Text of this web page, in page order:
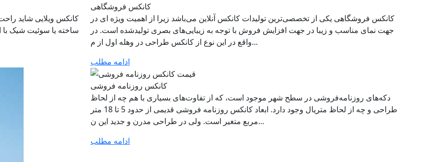
کانکس ویلایی شاید
ساخته یا سوئیت شیک با
کانکس فروشگاهی
کانکس فروشگاهی یکی از تخصصی‌ترین تولیدات کانکس آنلاین می‌باشد زیرا از اهمیت ویژه‌ ای در
جهت نمای مناسب و زیبا در جهت افزایش فروش با توجه به زیبایی‌های بصری تولیدشده است. در
واقع در این نوع از کانکس طراحی در وهله اول از م...
ادامه مطلب
کانکس روزنامه فروشی
دکه‌های روزنامه‌فروشی در سطح شهر موجود است، که از تفاوت‌های بسیاری با هم چه از لحاظ
طراحی و چه از لحاظ متریال وجود دارد. ابعاد کانکس روزنامه‌ فروشی قدیمی از حدود 5 تا 18 متر
مربع متغیر است. ولی در طراحی مدرن و جدید این ن...
ادامه مطلب